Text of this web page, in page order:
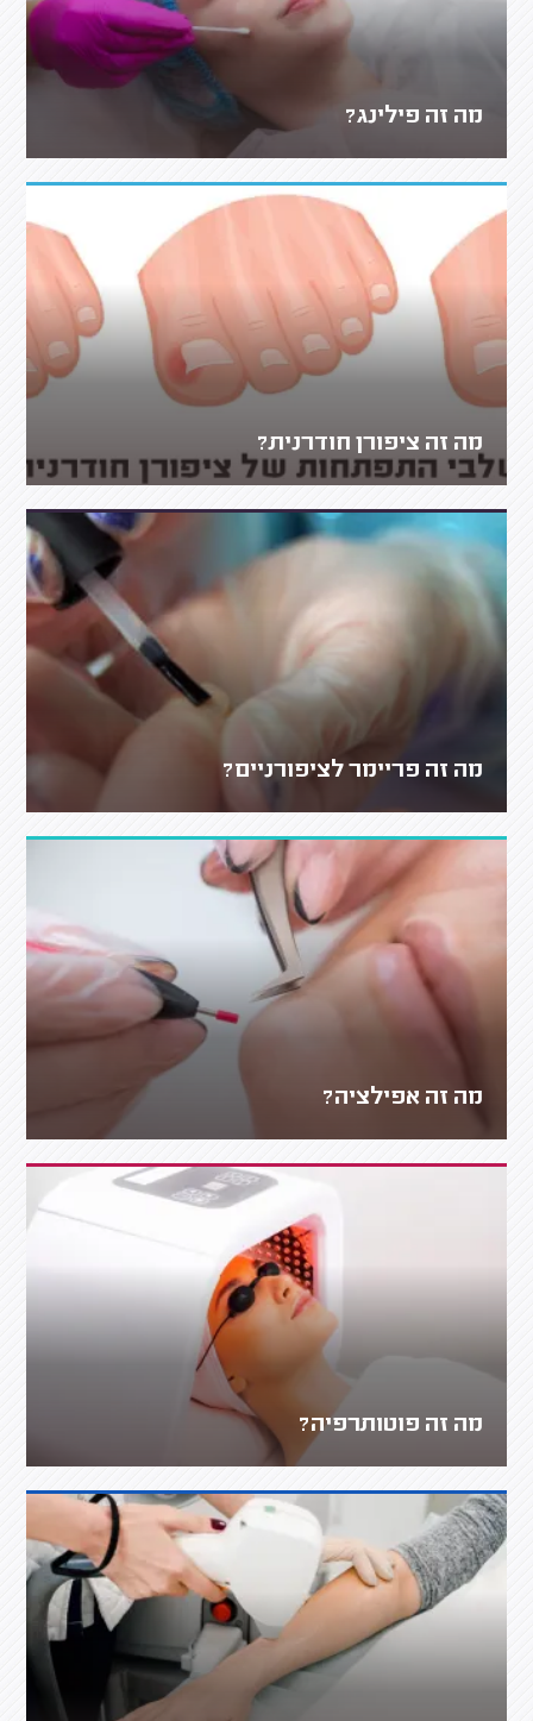
מה זה פילינג?
מה זה ציפורן חודרנית?
מה זה פריימר לציפורניים?
מה זה אפילציה?
מה זה פוטותרפיה?